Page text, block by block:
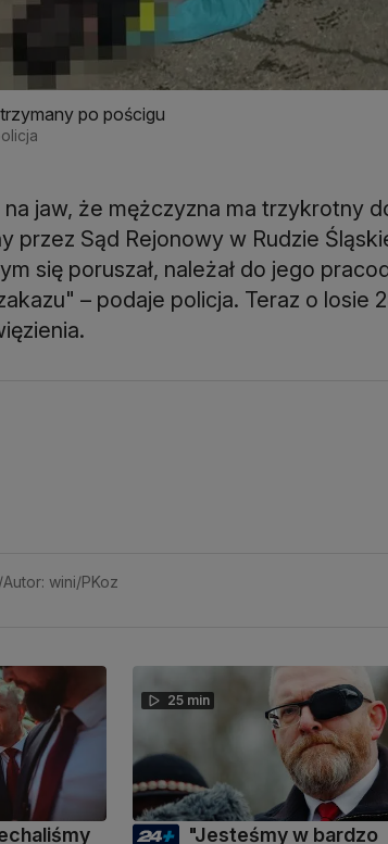
po pościgu
na jaw, że mężczyzna ma trzykrotny
przez Sąd Rejonowy w Rudzie
się poruszał, należał do jego
– podaje policja. Teraz o losie
wini/PKoz
25 min
"Jesteśmy w bardzo